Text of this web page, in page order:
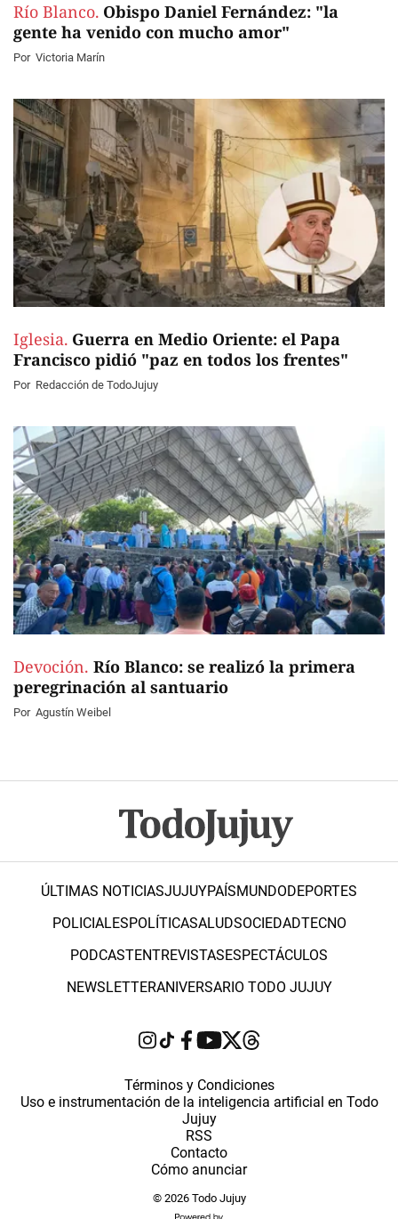
Río Blanco. Obispo Daniel Fernández: "la
gente ha venido con mucho amor"
Por Victoria Marín
Iglesia. Guerra en Medio Oriente: el Papa
Francisco pidió "paz en todos los frentes"
Por Redacción de TodoJujuy
Devoción. Río Blanco: se realizó la primera
peregrinación al santuario
Por Agustín Weibel
ÚLTIMAS NOTICIASJUJUYPAÍSMUNDODEPORTES
POLICIALESPOLÍTICASALUDSOCIEDADTECNO
PODCASTENTREVISTASESPECTÁCULOS
NEWSLETTERANIVERSARIO TODO JUJUY
Términos y Condiciones
Uso e instrumentación de la inteligencia artificial en Todo
Jujuy
RSS
Contacto
Cómo anunciar
© 2026 Todo Jujuy